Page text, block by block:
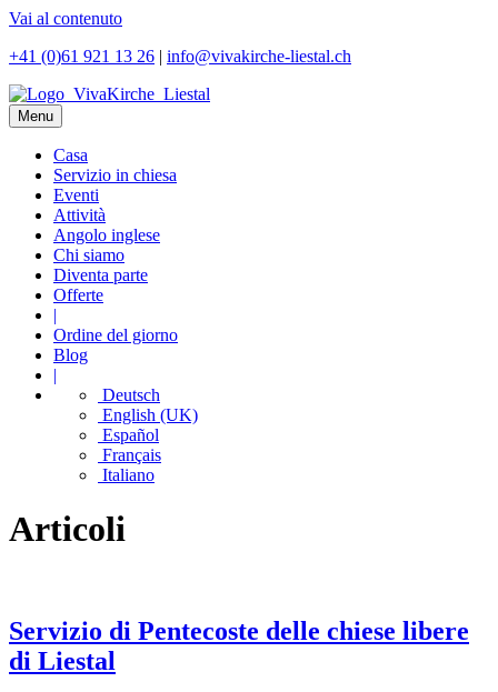
Vai al contenuto
+41 (0)61 921 13 26 | info@vivakirche-liestal.ch
Menu
Casa
Servizio in chiesa
Eventi
Attività
Angolo inglese
Chi siamo
Diventa parte
Offerte
|
Ordine del giorno
Blog
|
Deutsch
English (UK)
Español
Français
Italiano
Articoli
Servizio di Pentecoste delle chiese libere
di Liestal